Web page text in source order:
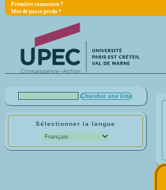
Première connexion ?
Mot de passe perdu ?
Sélectionner la langue